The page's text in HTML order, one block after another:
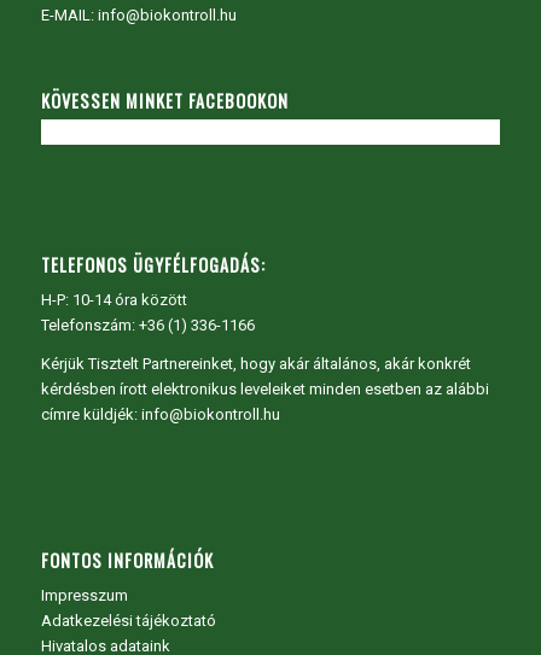
E-MAIL: info@biokontroll.hu
KÖVESSEN MINKET FACEBOOKON
TELEFONOS ÜGYFÉLFOGADÁS:
H-P: 10-14 óra között
Telefonszám: +36 (1) 336-1166
Kérjük Tisztelt Partnereinket, hogy akár általános, akár konkrét
kérdésben írott elektronikus leveleiket minden esetben az alábbi
címre küldjék: info@biokontroll.hu
FONTOS INFORMÁCIÓK
Impresszum
Adatkezelési tájékoztató
Hivatalos adataink